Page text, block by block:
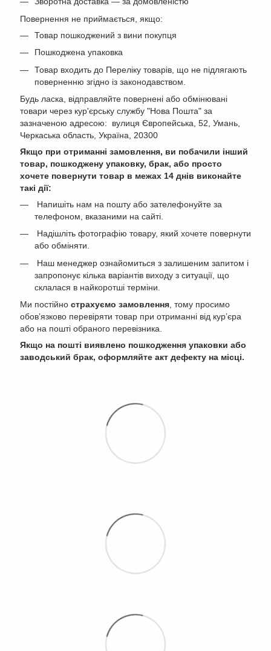
Повернення не приймається, якщо:
Товар пошкоджений з вини покупця
Пошкоджена упаковка
Товар входить до Переліку товарів, що не підлягають
поверненню згідно із законодавством.
Будь ласка, відправляйте повернені або обмінювані
товари через кур'єрську службу "Нова Пошта" за
зазначеною адресою: вулиця Європейська, 52, Умань,
Черкаська область, Україна, 20300
Якщо при отриманні замовлення, ви побачили інший
товар, пошкоджену упаковку, брак, або просто
хочете повернути товар в межах 14 днів виконайте
такі дії:
Напишіть нам на пошту або зателефонуйте за
телефоном, вказаними на сайті.
Надішліть фотографію товару, який хочете повернути
або обміняти.
Наш менеджер ознайомиться з залишеним запитом і
запропонує кілька варіантів виходу з ситуації, що
склалася в найкоротші терміни.
Ми постійно страхуємо замовлення , тому просимо
обов’язково перевіряти товар при отриманні від кур’єра
або на пошті обраного перевізника.
Якщо на пошті виявлено пошкодження упаковки або
заводський брак, оформляйте акт дефекту на місці.